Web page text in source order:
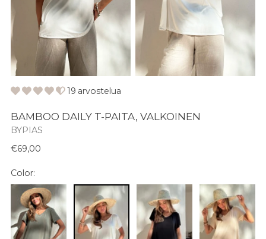
19 arvostelua
BAMBOO DAILY T-PAITA, VALKOINEN
BYPIAS
Normaali
€69,00
Color: